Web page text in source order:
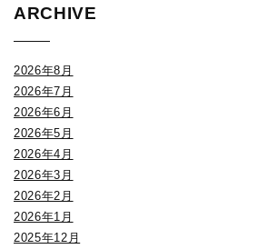
ARCHIVE
2026年8月
2026年7月
2026年6月
2026年5月
2026年4月
2026年3月
2026年2月
2026年1月
2025年12月